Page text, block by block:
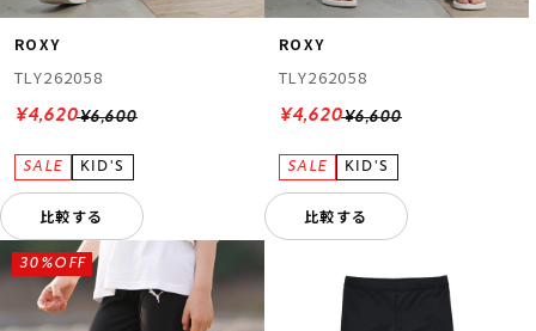
ROXY
TLY262058
¥6,600
¥4,620
比較する
ROXY
TLY262058
¥6,600
¥4,620
比較する
30%OFF